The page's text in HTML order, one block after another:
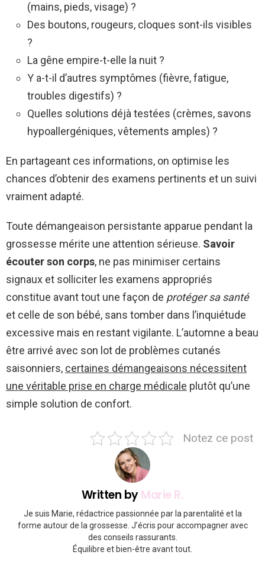
(mains, pieds, visage) ?
Des boutons, rougeurs, cloques sont-ils visibles
?
La gêne empire-t-elle la nuit ?
Y a-t-il d’autres symptômes (fièvre, fatigue,
troubles digestifs) ?
Quelles solutions déjà testées (crèmes, savons
hypoallergéniques, vêtements amples) ?
En partageant ces informations, on optimise les
chances d’obtenir des examens pertinents et un suivi
vraiment adapté.
Toute démangeaison persistante apparue pendant la
grossesse mérite une attention sérieuse. Savoir
écouter son corps, ne pas minimiser certains
signaux et solliciter les examens appropriés
constitue avant tout une façon de protéger sa santé
et celle de son bébé, sans tomber dans l’inquiétude
excessive mais en restant vigilante. L’automne a beau
être arrivé avec son lot de problèmes cutanés
saisonniers, certaines démangeaisons nécessitent
une véritable prise en charge médicale plutôt qu’une
simple solution de confort.
Notez ce post
Written byMarie R.
Je suis Marie, rédactrice passionnée par la parentalité et la
forme autour de la grossesse. J’écris pour accompagner avec
des conseils rassurants.
Équilibre et bien-être avant tout.